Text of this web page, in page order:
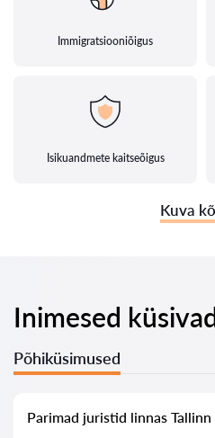
Immigratsiooniõigus
Isikuandmete kaitseõigus
Kuva
Inimesed
Põhiküsimused
Parimad juristid linnas Tallinn